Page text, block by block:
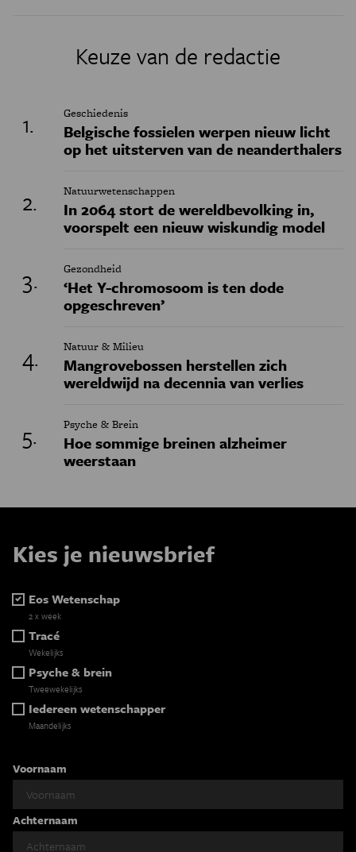
Keuze van de redactie
Geschiedenis
Belgische fossielen werpen nieuw licht
op het uitsterven van de neanderthalers
Natuurwetenschappen
In 2064 stort de wereldbevolking in,
voorspelt een nieuw wiskundig model
Gezondheid
‘Het Y-chromosoom is ten dode
opgeschreven’
Natuur & Milieu
Mangrovebossen herstellen zich
wereldwijd na decennia van verlies
Psyche & Brein
Hoe sommige breinen alzheimer
weerstaan
Kies je nieuwsbrief
Eos Wetenschap
2 x week
Tracé
Wekelijks
Psyche & brein
Tweewekelijks
Iedereen wetenschapper
Maandelijks
Voornaam
Achternaam